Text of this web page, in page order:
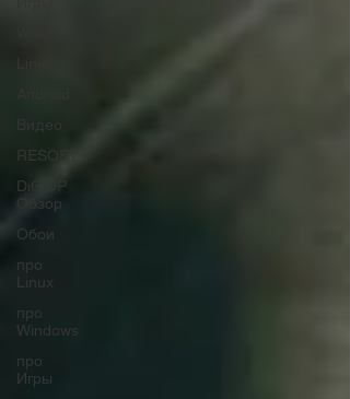
Видео
RESOFT
DiGiUP
Обзор
Обои
про
Linux
про
Windows
про
Игры